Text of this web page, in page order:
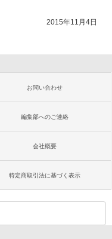
2015年11月4日
お問い合わせ
編集部へのご連絡
会社概要
特定商取引法に基づく表示